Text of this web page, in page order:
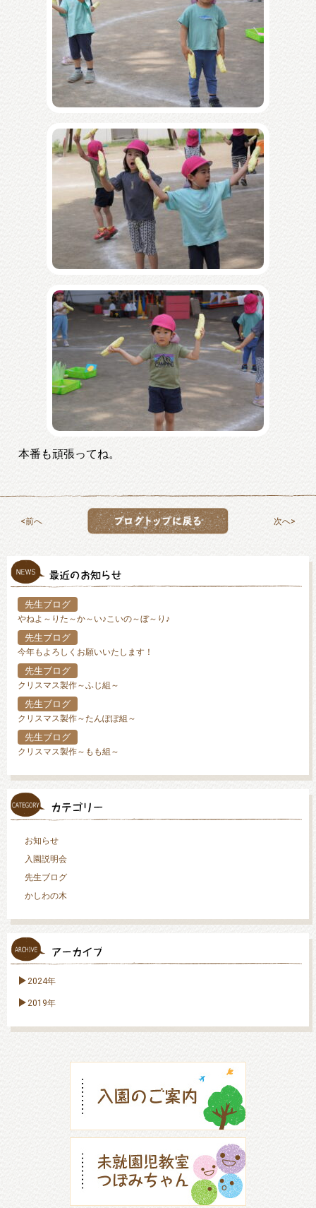
本番も頑張ってね。
前へ 次へ
先生ブログ
やねよ～りた～か～い♪こいの～ぼ～り♪
先生ブログ
今年もよろしくお願いいたします！
先生ブログ
クリスマス製作～ふじ組～
先生ブログ
クリスマス製作～たんぽぽ組～
先生ブログ
クリスマス製作～もも組～
お知らせ
入園説明会
先生ブログ
かしわの木
2024年
2019年